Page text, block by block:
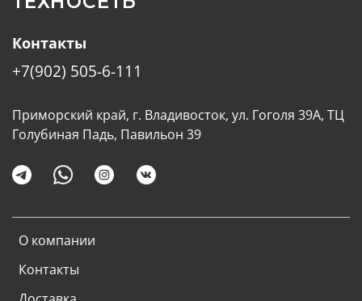
О компании
Контакты
Контакты
+7(902) 505-6-111
Приморский край, г. Владивосток, ул. Гоголя 39А, ТЦ
Голубиная Падь, Павильон 39